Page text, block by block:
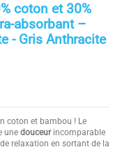
coton et 30%
absorbant –
- Gris Anthracite
coton et bambou ! Le
une douceurincomparable
relaxation en sortant de la